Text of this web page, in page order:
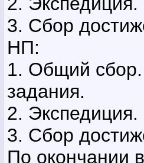
3. Сбор
НП:
1. Общий
задания.
2. Экспедиция.
3. Сбор
По окончании